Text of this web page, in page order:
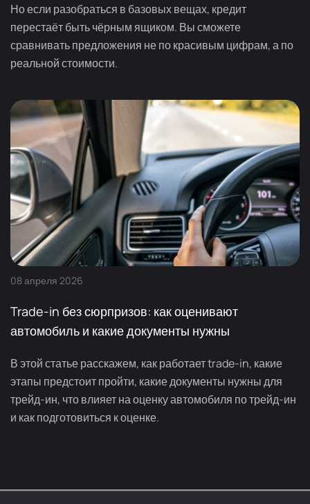
Но если разобраться в базовых вещах, кредит
перестаёт быть чёрным ящиком. Вы сможете
сравнивать предложения не по красивым цифрам, а по
реальной стоимости.
08 апреля 2026
Trade-in без сюрпризов: как оценивают
автомобиль и какие документы нужны
В этой статье расскажем, как работает trade-in, какие
этапы предстоит пройти, какие документы нужны для
трейд-ин, что влияет на оценку автомобиля по трейд-ин
и как подготовиться к оценке.